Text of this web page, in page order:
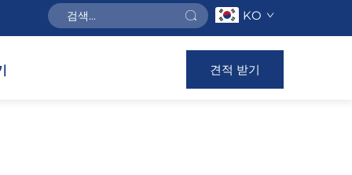
KO
견적 받기